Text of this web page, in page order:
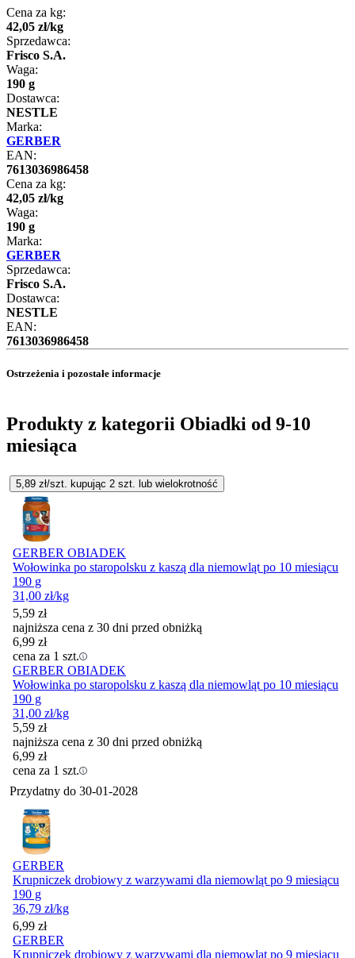
Cena za kg:
42,05 zł/kg
Sprzedawca:
Frisco S.A.
Waga:
190 g
Dostawca:
NESTLE
Marka:
GERBER
EAN:
7613036986458
Cena za kg:
42,05 zł/kg
Waga:
190 g
Marka:
GERBER
Sprzedawca:
Frisco S.A.
Dostawca:
NESTLE
EAN:
7613036986458
Ostrzeżenia i pozostałe informacje
Produkty z kategorii Obiadki od 9-10
miesiąca
5,89 zł/szt. kupując 2 szt. lub wielokrotność
GERBER OBIADEK
Wołowinka po staropolsku z kaszą dla niemowląt po 10 miesiącu
190 g
31,00 zł/kg
5,59 zł
najniższa cena z 30 dni przed obniżką
6,99 zł
cena za 1 szt.
GERBER OBIADEK
Wołowinka po staropolsku z kaszą dla niemowląt po 10 miesiącu
190 g
31,00 zł/kg
5,59 zł
najniższa cena z 30 dni przed obniżką
6,99 zł
cena za 1 szt.
Przydatny do 30-01-2028
GERBER
Krupniczek drobiowy z warzywami dla niemowląt po 9 miesiącu
190 g
36,79 zł/kg
Cena
6,99 zł
GERBER
Krupniczek drobiowy z warzywami dla niemowląt po 9 miesiącu